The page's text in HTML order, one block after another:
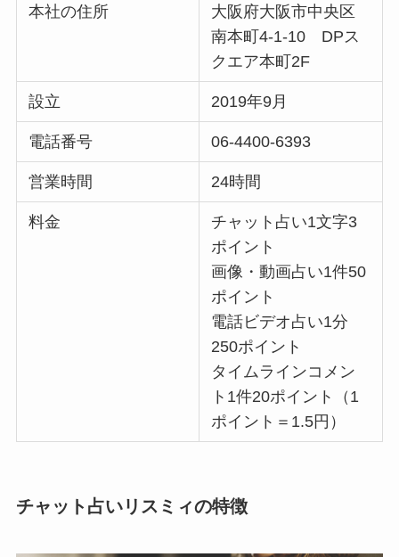
本社の住所
大阪府大阪市中央区
南本町4-1-10 DPス
クエア本町2F
設立 2019年9月
電話番号 06-4400-6393
営業時間 24時間
料金
チャット占い1文字3
ポイント
画像・動画占い1件50
ポイント
電話ビデオ占い1分
250ポイント
タイムラインコメン
ト1件20ポイント（1
ポイント＝1.5円）
チャット占いリスミィの特徴